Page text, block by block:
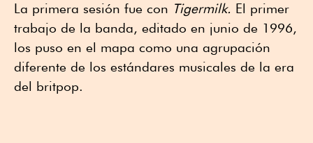
La primera sesión fue con Tigermilk. El primer
trabajo de la banda, editado en junio de 1996,
los puso en el mapa como una agrupación
diferente de los estándares musicales de la era
del britpop.